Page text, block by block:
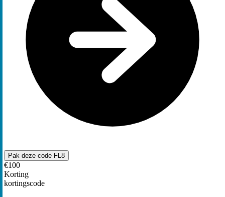
Pak deze code FL8
€100
Korting
kortingscode